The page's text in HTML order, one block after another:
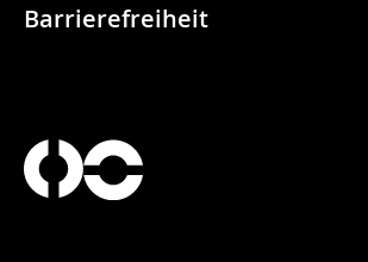
Barrierefreiheit